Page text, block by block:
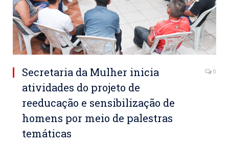
Secretaria da Mulher inicia
atividades do projeto de
reeducação e sensibilização de
homens por meio de palestras
temáticas
0